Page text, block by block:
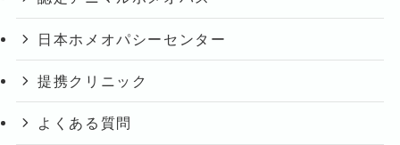
日本ホメオパシーセンター
提携クリニック
よくある質問